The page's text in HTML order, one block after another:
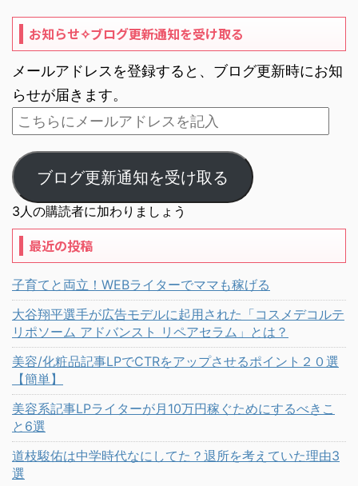
お知らせ✧ブログ更新通知を受け取る
メールアドレスを登録すると、ブログ更新時にお知
らせが届きます。
ブログ更新通知を受け取る
3人の購読者に加わりましょう
最近の投稿
子育てと両立！WEBライターでママも稼げる
大谷翔平選手が広告モデルに起用された「コスメデコルテ
リポソーム アドバンスト リペアセラム」とは？
美容/化粧品記事LPでCTRをアップさせるポイント２０選
【簡単】
美容系記事LPライターが月10万円稼ぐためにするべきこ
と6選
道枝駿佑は中学時代なにしてた？退所を考えていた理由3
選